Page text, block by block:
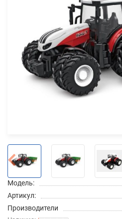
Модель:
Артикул:
Производители
Добавляйте товары
в корзину
Оплачивайте сегодня
Получайте товар
выбранный способом
списыватьсяс вашей
по 25%каждые 2